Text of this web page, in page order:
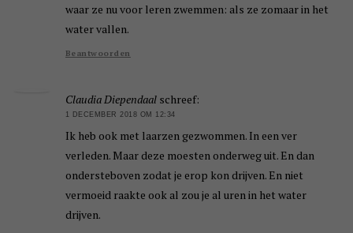
waar ze nu voor leren zwemmen: als ze zomaar in het
water vallen.
Beantwoorden
Claudia Diependaal schreef:
1 DECEMBER 2018 OM 12:34
Ik heb ook met laarzen gezwommen. In een ver
verleden. Maar deze moesten onderweg uit. En dan
ondersteboven zodat je erop kon drijven. En niet
vermoeid raakte ook al zou je al uren in het water
drijven.